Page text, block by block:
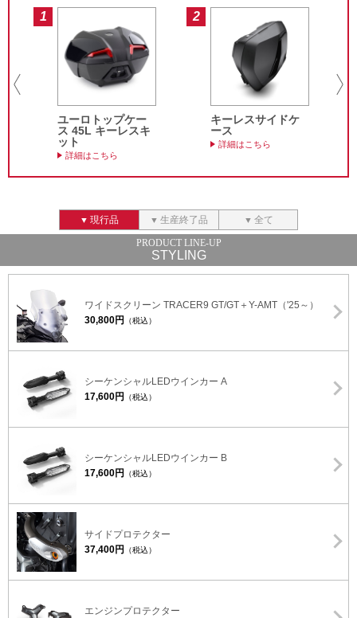
1
ユーロトップケー
ス 45L キーレスキ
ット
詳細はこちら
2
キーレスサイドケ
ース
詳細はこちら
現行品 生産終了品 全て
STYLING
ワイドスクリーン TRACER9 GT/GT＋Y-AMT（'25～）
30,800円 （税込）
シーケンシャルLEDウインカー A
17,600円 （税込）
シーケンシャルLEDウインカー B
17,600円 （税込）
サイドプロテクター
37,400円 （税込）
エンジンプロテクター